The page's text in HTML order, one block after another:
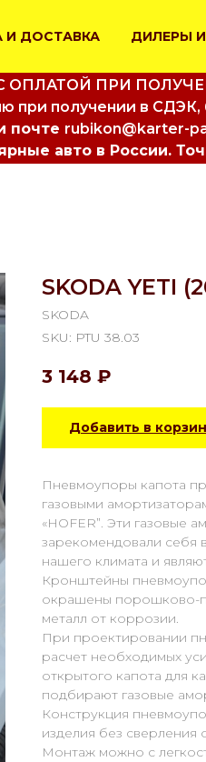
И ДОСТАВКА ДИЛЕРЫ
ОПЛАТОЙ ПРИ
при получении в СДЭК,
почте rubikon@karter-
авто в России.
SKODA YETI
SKODA
SKU: PTU 38.03
3 148 ₽
Добавить в
Пневмоупоры капота
газовыми
«HOFER”. Эти газовые
зарекомендовали себя
нашего климата и
Кронштейны
окрашены порошково-
металл от коррозии.
При проектировании
расчет необходимых
открытого капота для
подбирают газовые
Конструкция
изделия без сверления
Монтаж можно с